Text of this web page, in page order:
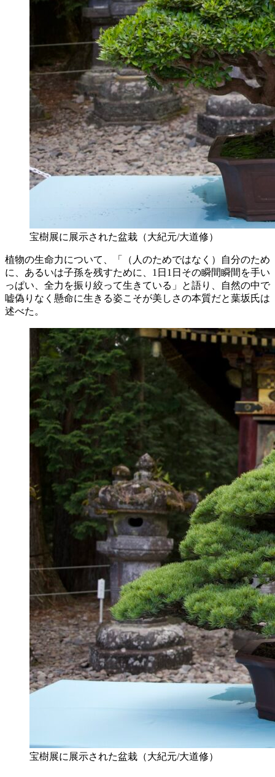
宝樹展に展示された盆栽（大紀元/大道修）
植物の生命力について、「（人のためではなく）自分のため
に、あるいは子孫を残すために、1日1日その瞬間瞬間を手い
っぱい、全力を振り絞って生きている」と語り、自然の中で
嘘偽りなく懸命に生きる姿こそが美しさの本質だと葉坂氏は
述べた。
宝樹展に展示された盆栽（大紀元/大道修）